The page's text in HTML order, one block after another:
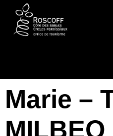
Marie –
MILBEO
Cookies management panel